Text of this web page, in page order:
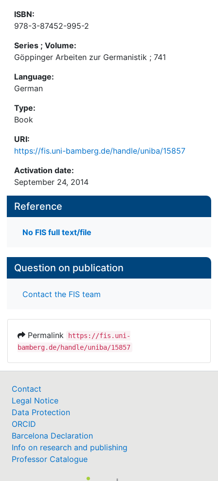
ISBN:
978-3-87452-995-2
Series ; Volume:
Göppinger Arbeiten zur Germanistik ; 741
Language:
German
Type:
Book
URI:
https://fis.uni-bamberg.de/handle/uniba/15857
Activation date:
September 24, 2014
Reference
No FIS full text/file
Question on publication
Contact the FIS team
Permalink
https://fis.uni-
bamberg.de/handle/uniba/15857
Contact
Legal Notice
Data Protection
ORCID
Barcelona Declaration
Info on research and publishing
Professor Catalogue